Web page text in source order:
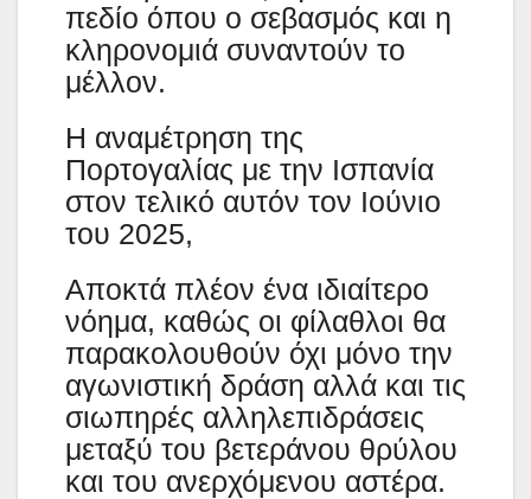
πεδίο όπου ο σεβασμός και η
κληρονομιά συναντούν το
μέλλον.
Η αναμέτρηση της
Πορτογαλίας με την Ισπανία
στον τελικό αυτόν τον Ιούνιο
του 2025,
Αποκτά πλέον ένα ιδιαίτερο
νόημα, καθώς οι φίλαθλοι θα
παρακολουθούν όχι μόνο την
αγωνιστική δράση αλλά και τις
σιωπηρές αλληλεπιδράσεις
μεταξύ του βετεράνου θρύλου
και του ανερχόμενου αστέρα.